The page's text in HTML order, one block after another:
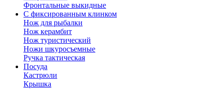
Фронтальные выкидные
С фиксированным клинком
Нож для рыбалки
Нож керамбит
Нож туристический
Ножи шкуросъемные
Ручка тактическая
Посуда
Кастрюли
Крышка